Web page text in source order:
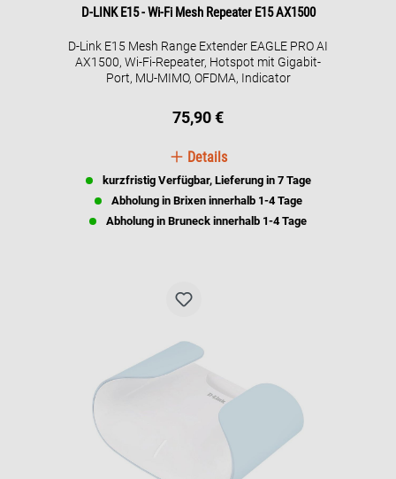
D-LINK E15 - Wi-Fi Mesh Repeater E15 AX1500
D-Link E15 Mesh Range Extender EAGLE PRO AI
AX1500, Wi-Fi-Repeater, Hotspot mit Gigabit-
Port, MU-MIMO, OFDMA, Indicator
75,90 €
Details
kurzfristig Verfügbar, Lieferung in 7 Tage
Abholung in Brixen innerhalb 1-4 Tage
Abholung in Bruneck innerhalb 1-4 Tage